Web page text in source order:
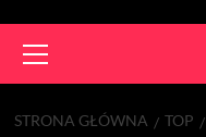
Menu
STRONA GŁÓWNA TOP